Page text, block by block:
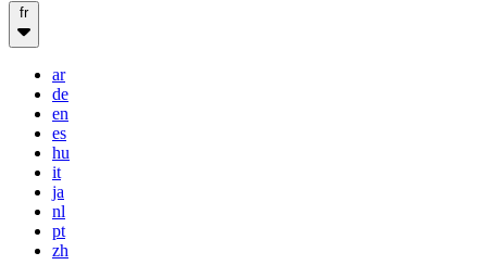
fr
ar
de
en
es
hu
it
ja
nl
pt
zh